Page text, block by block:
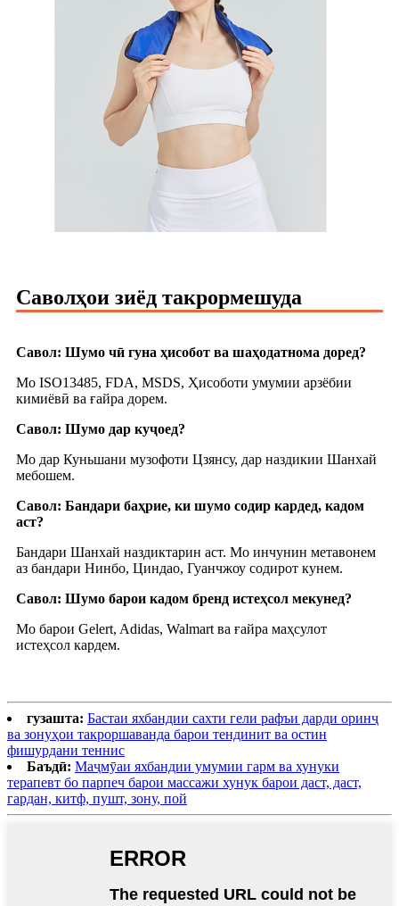
Саволҳои зиёд такрормешуда
Савол: Шумо чӣ гуна ҳисобот ва шаҳодатнома доред?
Мо ISO13485, FDA, MSDS, Ҳисоботи умумии арзёбии
кимиёвӣ ва ғайра дорем.
Савол: Шумо дар куҷоед?
Мо дар Куньшани музофоти Цзянсу, дар наздикии Шанхай
мебошем.
Савол: Бандари баҳрие, ки шумо содир кардед, кадом
аст?
Бандари Шанхай наздиктарин аст. Мо инчунин метавонем
аз бандари Нинбо, Циндао, Гуанчжоу содирот кунем.
Савол: Шумо барои кадом бренд истеҳсол мекунед?
Мо барои Gelert, Adidas, Walmart ва ғайра маҳсулот
истеҳсол кардем.
гузашта: Бастаи яхбандии сахти гели рафъи дарди оринҷ
ва зонуҳои такроршаванда барои тендинит ва остин
фишурдани теннис
Баъдӣ: Маҷмӯаи яхбандии умумии гарм ва хунуки
терапевт бо парпеч барои массажи хунук барои даст, даст,
гардан, китф, пушт, зону, пой